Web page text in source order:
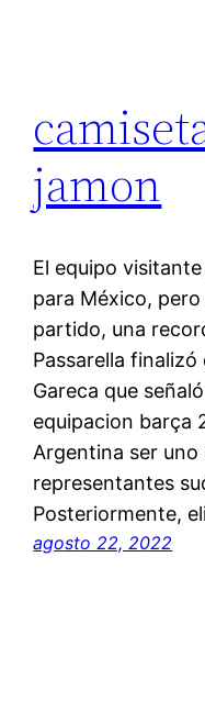
jamon
El equipo
para México,
partido, una
Passarella
Gareca que
equipacion barça
Argentina ser
representantes
Posteriormente,
agosto 22, 2022